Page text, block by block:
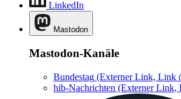
LinkedIn
Mastodon
Mastodon-Kanäle
Bundestag (Externer Link, Link
hib-Nachrichten (Externer Link,